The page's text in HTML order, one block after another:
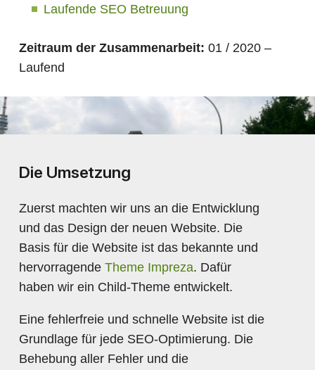
Laufende SEO Betreuung
Zeitraum der Zusammenarbeit: 01 / 2020 –
Laufend
Die Umsetzung
Zuerst machten wir uns an die Entwicklung
und das Design der neuen Website. Die
Basis für die Website ist das bekannte und
hervorragende Theme Impreza. Dafür
haben wir ein Child-Theme entwickelt.
Eine fehlerfreie und schnelle Website ist die
Grundlage für jede SEO-Optimierung. Die
Behebung aller Fehler und die